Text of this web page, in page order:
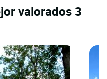
valorados 3